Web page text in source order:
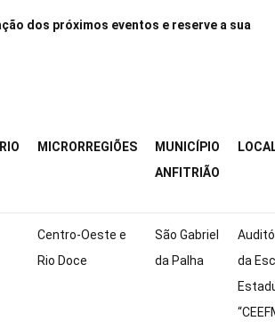
dos próximos eventos e reserve a sua
MICRORREGIÕES
MUNICÍPIO
ANFITRIÃO
Centro-Oeste e
Rio Doce
São Gabriel
da Palha
da